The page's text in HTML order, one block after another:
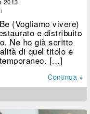
2013
(Vogliamo vivere)
e distribuito
Ne ho già scritto
di quel titolo e
[...]
Continua »